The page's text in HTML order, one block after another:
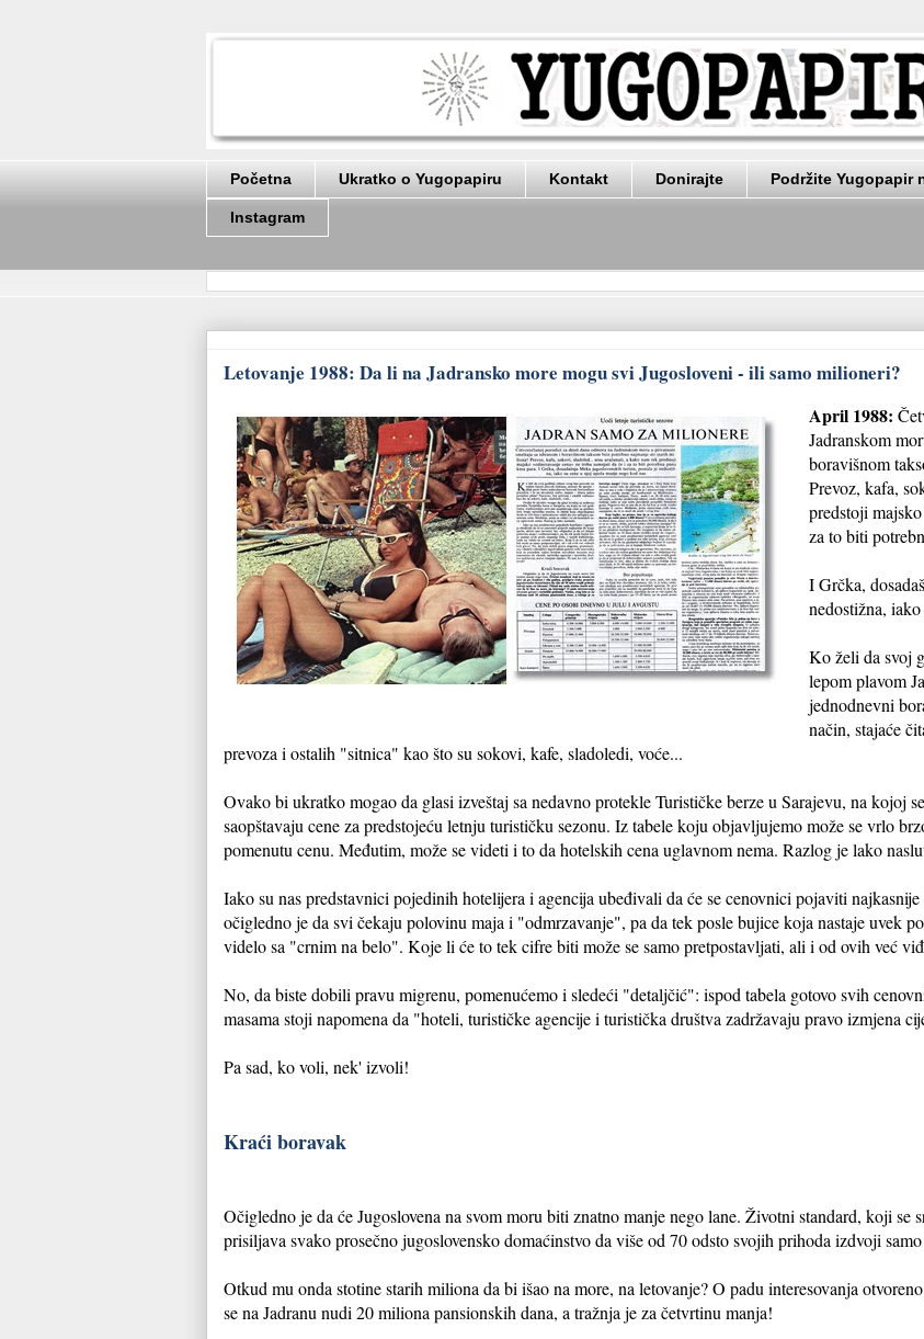
Početna Ukratko o Yugopapiru Kontakt Donirajte Podržite Yugopapir
Instagram
Letovanje 1988: Da li na Jadransko more mogu svi Jugosloveni - ili samo milioneri?
April 1988:
Jadranskom
boravišnom
Prevoz, kafa,
predstoji
za to biti
I Grčka,
nedostižna,
Ko želi da svoj
lepom plavom
jednodnevni
način, stajaće
prevoza i ostalih "sitnica" kao što su sokovi, kafe, sladoledi, voće...
Ovako bi ukratko mogao da glasi izveštaj sa nedavno protekle Turističke berze u Sarajevu, na kojoj
saopštavaju cene za predstojeću letnju turističku sezonu. Iz tabele koju objavljujemo može se vrlo
pomenutu cenu. Međutim, može se videti i to da hotelskih cena uglavnom nema. Razlog je lako
Iako su nas predstavnici pojedinih hotelijera i agencija ubeđivali da će se cenovnici pojaviti
očigledno je da svi čekaju polovinu maja i "odmrzavanje", pa da tek posle bujice koja nastaje uvek
videlo sa "crnim na belo". Koje li će to tek cifre biti može se samo pretpostavljati, ali i od ovih već
No, da biste dobili pravu migrenu, pomenućemo i sledeći "detaljčić": ispod tabela gotovo svih
masama stoji napomena da "hoteli, turističke agencije i turistička društva zadržavaju pravo izmjena
Pa sad, ko voli, nek' izvoli!
Kraći boravak
Očigledno je da će Jugoslovena na svom moru biti znatno manje nego lane. Životni standard, koji se
prisiljava svako prosečno jugoslovensko domaćinstvo da više od 70 odsto svojih prihoda izdvoji
Otkud mu onda stotine starih miliona da bi išao na more, na letovanje? O padu interesovanja
se na Jadranu nudi 20 miliona pansionskih dana, a tražnja je za četvrtinu manja!